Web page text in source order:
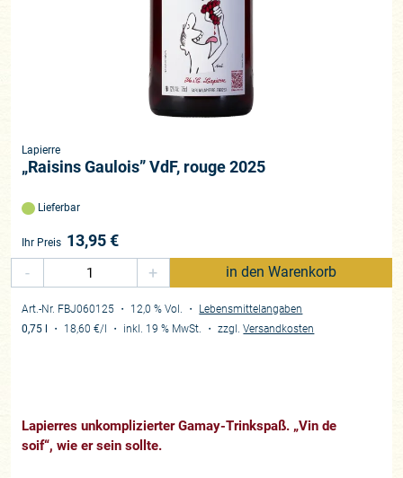
Lapierre
„Raisins Gaulois” VdF, rouge 2025
Lieferbar
Ihr Preis 13,95€
-
+ in den Warenkorb
Art.-Nr. FBJ060125 ・ 12,0 % Vol. ・ Lebensmittelangaben
0,75 l
・ 18,60 €/l ・ inkl. 19 % MwSt. ・zzgl.Versandkosten
Lapierres unkomplizierter Gamay-Trinkspaß. „Vin de
soif“, wie er sein sollte.